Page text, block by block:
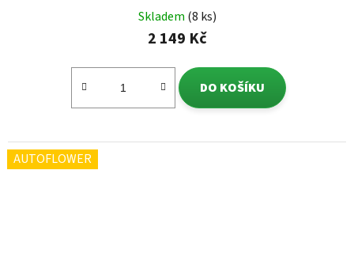
Skladem (8 ks)
2 149 Kč
DO KOŠÍKU
AUTOFLOWER